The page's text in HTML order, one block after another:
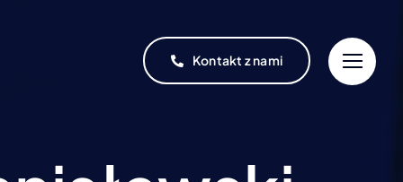
Kontakt z nami